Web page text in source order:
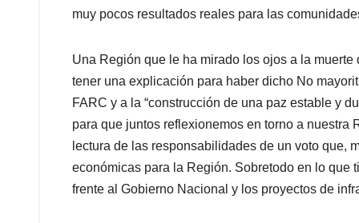
muy pocos resultados reales para las
Una Región que le ha mirado los ojos a la
tener una explicación para haber dicho No
FARC y a la “construcción de una paz estable y
para que juntos reflexionemos en torno a nuestra
lectura de las responsabilidades de un voto que,
económicas para la Región. Sobretodo en lo
frente al Gobierno Nacional y los proyectos de